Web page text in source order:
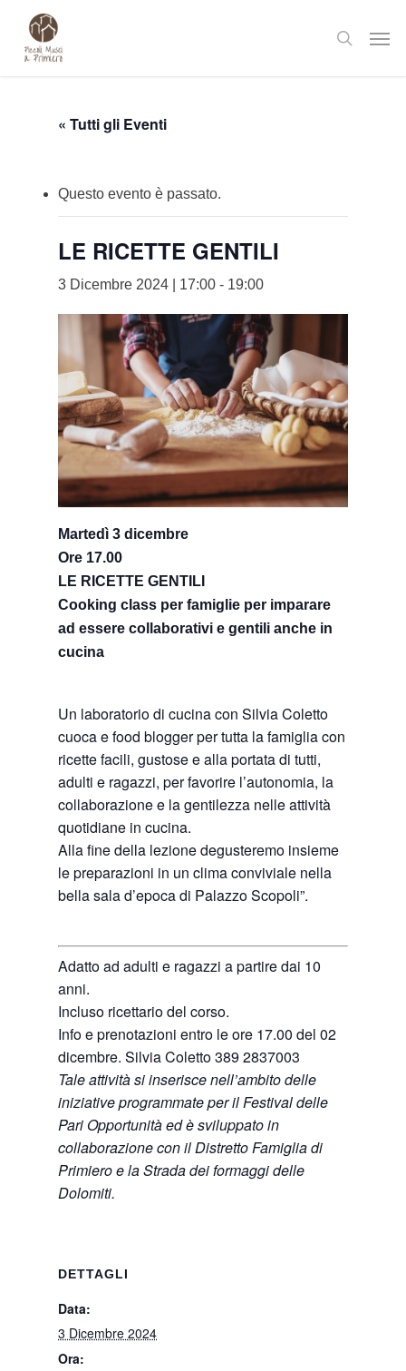
main
search
« Tutti gli Eventi
Questo evento è passato.
LE RICETTE GENTILI
3 Dicembre 2024 | 17:00 - 19:00
Martedì 3 dicembre
Ore 17.00
LE RICETTE GENTILI
Cooking class per famiglie per imparare
ad essere collaborativi e gentili anche in
cucina
Un laboratorio di cucina con Silvia Coletto
cuoca e food blogger per tutta la famiglia con
ricette facili, gustose e alla portata di tutti,
adulti e ragazzi, per favorire l’autonomia, la
collaborazione e la gentilezza nelle attività
quotidiane in cucina.
Alla fine della lezione degusteremo insieme
le preparazioni in un clima conviviale nella
bella sala d’epoca di Palazzo Scopoli”.
Adatto ad adulti e ragazzi a partire dai 10
anni.
Incluso ricettario del corso.
Info e prenotazioni entro le ore 17.00 del 02
dicembre. Silvia Coletto 389 2837003
Tale attività si inserisce nell’ambito delle
iniziative programmate per il Festival delle
Pari Opportunità ed è sviluppato in
collaborazione con il Distretto Famiglia di
Primiero e la Strada dei formaggi delle
Dolomiti.
DETTAGLI
Data:
3 Dicembre 2024
Ora: